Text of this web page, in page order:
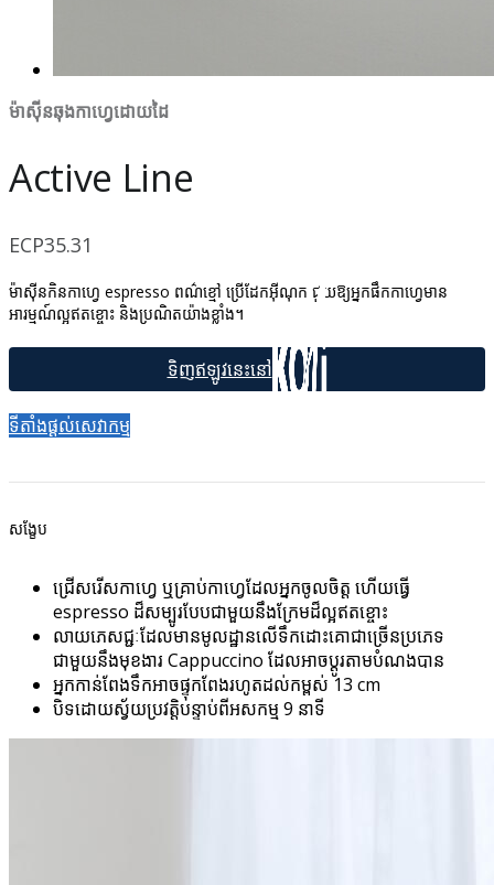
ម៉ាស៊ីនឆុងកាហ្វេដោយដៃ
Active Line
ECP35.31
ម៉ាស៊ីនកិនកាហ្វេ espresso ពណ៌ខ្មៅ ប្រើដែកអ៊ីណុក ជួយឱ្យអ្នកផឹកកាហ្វេមាន
អារម្មណ៍ល្អឥតខ្ចោះ និងប្រណិតយ៉ាងខ្លាំង។
ទីតាំងផ្ដល់សេវាកម្ម
សង្ខែប
ជ្រើសរើសកាហ្វេ ឬគ្រាប់កាហ្វេដែលអ្នកចូលចិត្ត ហើយធ្វើ
espresso ដ៏សម្បូរបែបជាមួយនឹងក្រែមដ៏ល្អឥតខ្ចោះ
លាយភេសជ្ជៈដែលមានមូលដ្ឋានលើទឹកដោះគោជាច្រើនប្រភេទ
ជាមួយនឹងមុខងារ Cappuccino ដែលអាចប្ដូរតាមបំណងបាន
អ្នកកាន់ពែងទឹកអាចផ្ទុកពែងរហូតដល់កម្ពស់ 13 cm
បិទដោយស្វ័យប្រវត្តិបន្ទាប់ពីអសកម្ម 9 នាទី